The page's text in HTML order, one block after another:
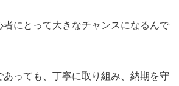
者にとって大きなチャンスになるんで
あっても、丁寧に取り組み、納期を守